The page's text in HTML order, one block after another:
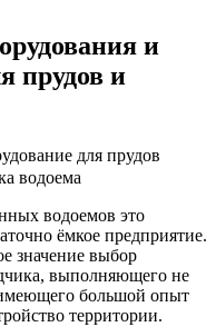
и
прудов и
водоемов это
ёмкое предприятие.
значение выбор
выполняющего не
имеющего большой опыт
территории.